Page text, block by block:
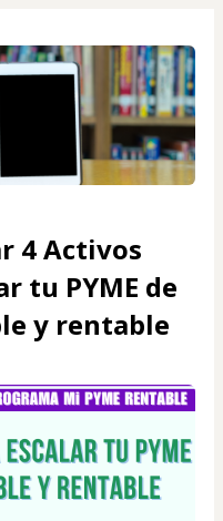
4 Activos
tu PYME de
y rentable